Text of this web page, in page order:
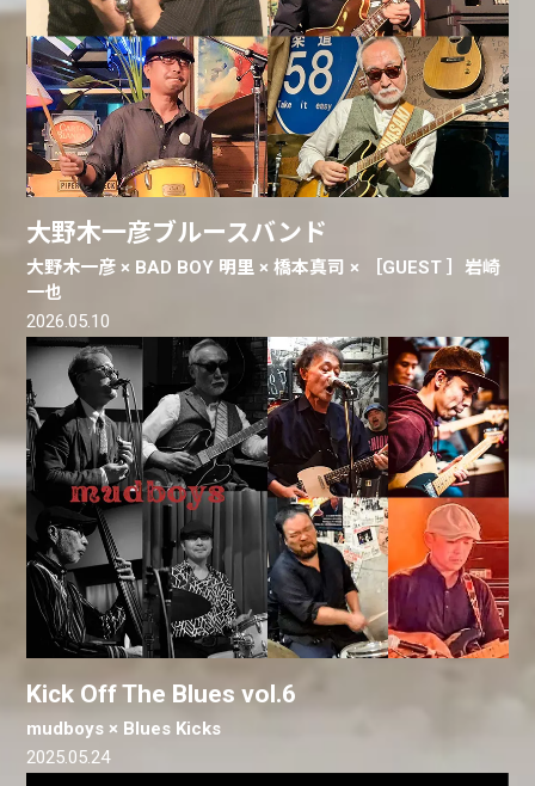
大野木一彦ブルースバンド
大野木一彦 × BAD BOY 明里 × 橋本真司 × ［GUEST ］岩崎
一也
2026.05.10
Kick Off The Blues vol.6
mudboys × Blues Kicks
2025.05.24